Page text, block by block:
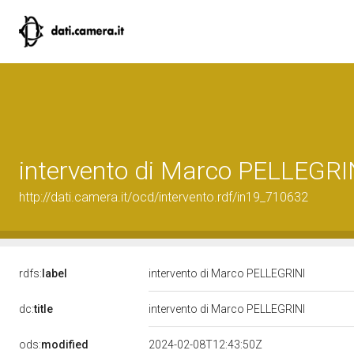
intervento di Marco
http://dati.camera.it/ocd/intervento.rdf/in19_710632
rdfs: label intervento di Marco PELLEGRINI
dc:title intervento di Marco PELLEGRINI
ods:modified 2024-02-08T12:43:50Z